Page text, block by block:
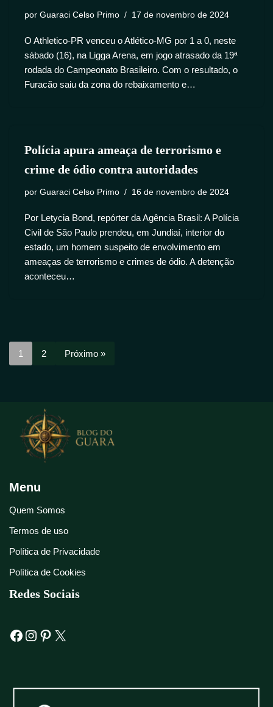
por Guaraci Celso Primo 17 de novembro de 2024
O Athletico-PR venceu o Atlético-MG por 1 a 0, neste
sábado (16), na Ligga Arena, em jogo atrasado da 19ª
rodada do Campeonato Brasileiro. Com o resultado, o
Furacão saiu da zona do rebaixamento e…
Polícia apura ameaça de terrorismo e
crime de ódio contra autoridades
por Guaraci Celso Primo 16 de novembro de 2024
Por Letycia Bond, repórter da Agência Brasil: A Polícia
Civil de São Paulo prendeu, em Jundiaí, interior do
estado, um homem suspeito de envolvimento em
ameaças de terrorismo e crimes de ódio. A detenção
aconteceu…
1 2 Próximo »
Menu
Quem Somos
Termos de uso
Política de Privacidade
Política de Cookies
Redes Sociais